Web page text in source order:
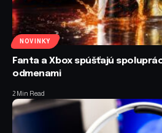
NOVINKY
Fanta a Xbox spúšťajú
odmenami
2 Min Read